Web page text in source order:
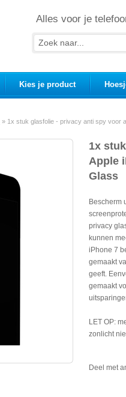
Alles voor je
Kies je product
» 1x stuk glasfolie - privacy anti spy voor
1x
Apple
Glass
Bescherm
privacy
kunnen
iPhone 7
gemaakt
geeft.
gemaakt
LET OP:
zonlicht
Deel met